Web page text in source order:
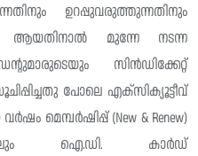
ഉറപ്പുവരുത്തുന്നതിനും
ആയതിനാൽ മുന്നേ നടന്ന
സിൻഡിക്കേറ്റ്
പോലെ എക്സിക്യൂട്ടീവ്
മെമ്പർഷിപ്പ് (New & Renew)
ഐ.ഡി. കാർഡ്